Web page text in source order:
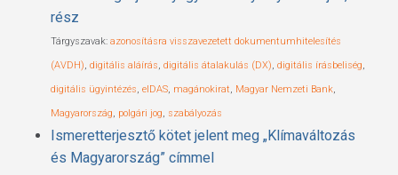
rész
Tárgyszavak: azonosításra visszavezetett dokumentumhitelesítés
(AVDH), digitális aláírás, digitális átalakulás (DX), digitális írásbeliség,
digitális ügyintézés, eIDAS, magánokirat, Magyar Nemzeti Bank,
Magyarország, polgári jog, szabályozás
Ismeretterjesztő kötet jelent meg „Klímaváltozás
és Magyarország” címmel